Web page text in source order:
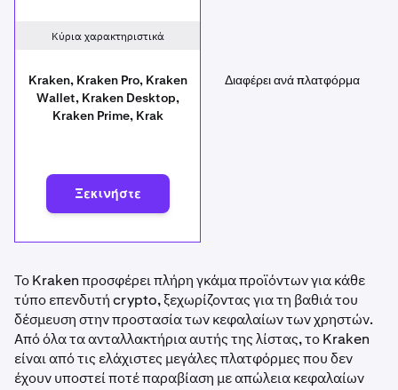
Κύρια χαρακτηριστικά
Kraken, Kraken Pro, Kraken
Wallet, Kraken Desktop,
Kraken Prime, Krak
Διαφέρει ανά πλατφόρμα
Ξεκινήστε
Το Kraken προσφέρει πλήρη γκάμα προϊόντων για κάθε
τύπο επενδυτή crypto, ξεχωρίζοντας για τη βαθιά του
δέσμευση στην προστασία των κεφαλαίων των χρηστών.
Από όλα τα ανταλλακτήρια αυτής της λίστας, το Kraken
είναι από τις ελάχιστες μεγάλες πλατφόρμες που δεν
έχουν υποστεί ποτέ παραβίαση με απώλεια κεφαλαίων